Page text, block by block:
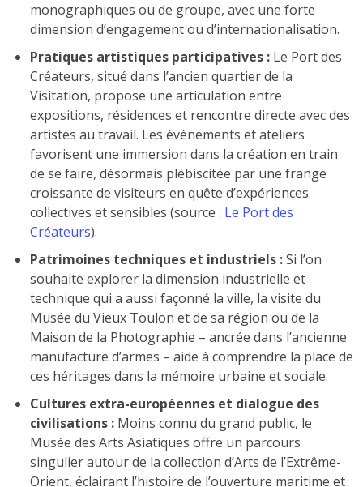
monographiques ou de groupe, avec une forte
dimension d’engagement ou d’internationalisation.
Pratiques artistiques participatives : Le Port des
Créateurs, situé dans l’ancien quartier de la
Visitation, propose une articulation entre
expositions, résidences et rencontre directe avec des
artistes au travail. Les événements et ateliers
favorisent une immersion dans la création en train
de se faire, désormais plébiscitée par une frange
croissante de visiteurs en quête d’expériences
collectives et sensibles (source : Le Port des
Créateurs).
Patrimoines techniques et industriels :Si l’on
souhaite explorer la dimension industrielle et
technique qui a aussi façonné la ville, la visite du
Musée du Vieux Toulon et de sa région ou de la
Maison de la Photographie – ancrée dans l’ancienne
manufacture d’armes – aide à comprendre la place de
ces héritages dans la mémoire urbaine et sociale.
Cultures extra-européennes et dialogue des
civilisations : Moins connu du grand public, le
Musée des Arts Asiatiques offre un parcours
singulier autour de la collection d’Arts de l’Extrême-
Orient, éclairant l’histoire de l’ouverture maritime et